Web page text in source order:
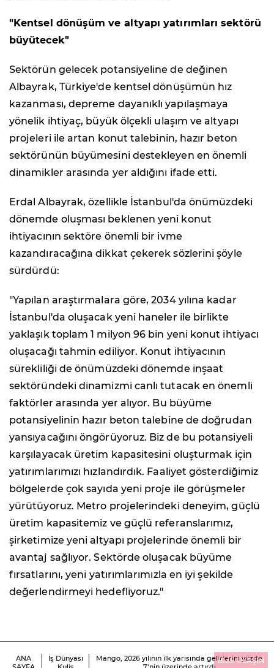
"Kentsel dönüşüm ve altyapı yatırımları sektörü
büyütecek"
Sektörün gelecek potansiyeline de değinen
Albayrak, Türkiye'de kentsel dönüşümün hız
kazanması, depreme dayanıklı yapılaşmaya
yönelik ihtiyaç, büyük ölçekli ulaşım ve altyapı
projeleri ile artan konut talebinin, hazır beton
sektörünün büyümesini destekleyen en önemli
dinamikler arasında yer aldığını ifade etti.
Erdal Albayrak, özellikle İstanbul'da önümüzdeki
dönemde oluşması beklenen yeni konut
ihtiyacının sektöre önemli bir ivme
kazandıracağına dikkat çekerek sözlerini şöyle
sürdürdü:
"Yapılan araştırmalara göre, 2034 yılına kadar
İstanbul'da oluşacak yeni haneler ile birlikte
yaklaşık toplam 1 milyon 96 bin yeni konut ihtiyacı
oluşacağı tahmin ediliyor. Konut ihtiyacının
sürekliliği de önümüzdeki dönemde inşaat
sektöründeki dinamizmi canlı tutacak en önemli
faktörler arasında yer alıyor. Bu büyüme
potansiyelinin hazır beton talebine de doğrudan
yansıyacağını öngörüyoruz. Biz de bu potansiyeli
karşılayacak üretim kapasitesini oluşturmak için
yatırımlarımızı hızlandırdık. Faaliyet gösterdiğimiz
bölgelerde çok sayıda yeni proje ile görüşmeler
yürütüyoruz. Metro projelerindeki deneyim, güçlü
üretim kapasitemiz ve güçlü referanslarımız,
şirketimize yeni altyapı projelerinde önemli bir
avantaj sağlıyor. Sektörde oluşacak büyüme
fırsatlarını, yeni yatırımlarımızla en iyi şekilde
değerlendirmeyi hedefliyoruz."
ANA
İş Dünyası
Mango, 2026 yılının ilk yarısında gelirlerini yüzde
BİZE ULAŞIN